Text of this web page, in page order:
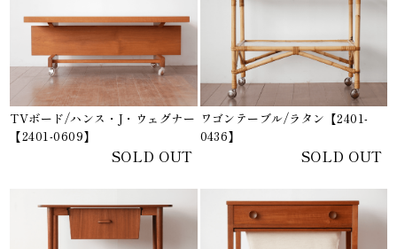
TVボード/ハンス・J・ウェグナー
【2401-0609】
SOLD OUT
ワゴンテーブル/ラタン【2401-
0436】
SOLD OUT